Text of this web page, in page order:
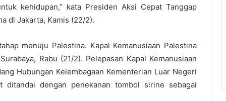
kehidupan,” kata Presiden Aksi Cepat Tanggap
di Jakarta, Kamis (22/2).
menuju Palestina. Kapal Kemanusiaan Palestina
Rabu (21/2). Pelepasan Kapal Kemanusiaan
Hubungan Kelembagaan Kementerian Luar Negeri
dengan penekanan tombol sirine sebagai